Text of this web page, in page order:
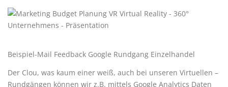
Beispiel-Mail Feedback Google Rundgang Einzelhandel
Der Clou, was kaum einer weiß, auch bei unseren Virtuellen –
Rundgängen können wir z.B. mittels Google Analytics Daten